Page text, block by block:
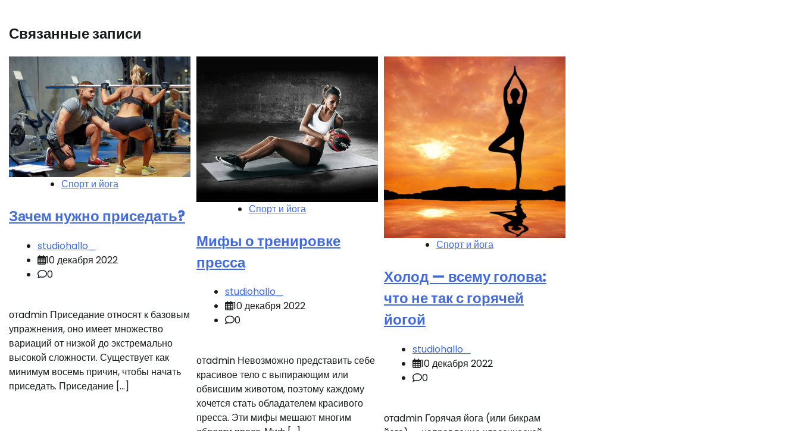
записям
Связанные записи
Спорт и йога
Зачем нужно приседать?
studiohallo_
10 декабря 2022
0
отadmin Приседание относят к базовым
упражнения, оно имеет множество
вариаций от низкой до экстремально
высокой сложности. Существует как
минимум восемь причин, чтобы начать
приседать. Приседание […]
Спорт и йога
Мифы о тренировке
пресса
studiohallo_
10 декабря 2022
0
отadmin Невозможно представить себе
красивое тело с выпирающим или
обвисшим животом, поэтому каждому
хочется стать обладателем красивого
пресса. Эти мифы мешают многим
Спорт и йога
Холод — всему голова:
что не так с горячей
йогой
studiohallo_
10 декабря 2022
0
отadmin Горячая йога (или бикрам